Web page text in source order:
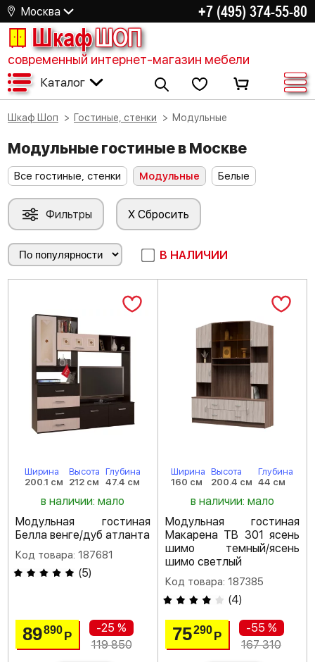
Москва +7 (495) 374-55-80
ШкафШОП
современный интернет-магазин мебели
Каталог
Шкаф Шоп Гостиные, стенки Модульные
Модульные гостиные в Москве
Все гостиные, стенки Модульные Белые
Фильтры X Сбросить
В НАЛИЧИИ
Ширина
200.1 см
Высота
212 см
Глубина
47.4 см
в наличии: мало
Модульная гостиная
Белла венге/дуб атланта
Код товара: 187681
(5)
89890Р
-25 %
119 850
Ширина
160 см
Высота
200.4 см
Глубина
44 см
в наличии: мало
Модульная гостиная
Макарена ТВ 301 ясень
шимо темный/ясень
шимо светлый
Код товара: 187385
(4)
75290 Р
-55 %
167 310